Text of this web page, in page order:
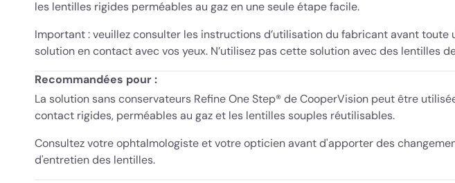
les lentilles rigides perméables au gaz en une seule étape facile.
Important : veuillez consulter les instructions d’utilisation du fabricant avant toute
solution en contact avec vos yeux. N’utilisez pas cette solution avec des lentilles
Recommandées pour :
La solution sans conservateurs Refine One Step® de CooperVision peut être
contact rigides, perméables au gaz et les lentilles souples réutilisables.
Consultez votre ophtalmologiste et votre opticien avant d'apporter des
d'entretien des lentilles.